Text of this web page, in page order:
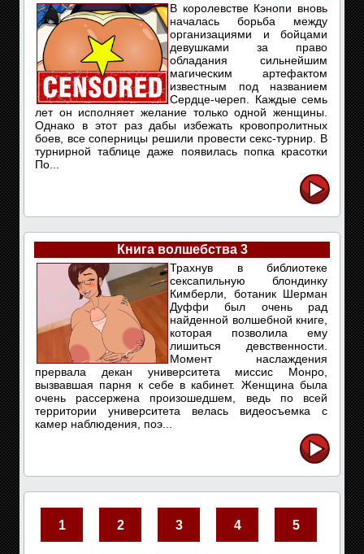
В королевстве Кэнопи вновь
началась борьба между
организациями и бойцами
девушками за право
обладания сильнейшим
магическим артефактом
известным под названием
Сердце-череп. Каждые семь
лет он исполняет желание только одной женщины.
Однако в этот раз дабы избежать кровопролитных
боев, все соперницы решили провести секс-турнир. В
турнирной таблице даже появилась попка красотки
По...
Книга волшебства 3
Трахнув в библиотеке
сексапильную блондинку
Кимберли, ботаник Шерман
Дуффи был очень рад
найденной волшебной книге,
которая позволила ему
лишиться девственности.
Момент наслаждения
прервала декан университета миссис Монро,
вызвавшая парня к себе в кабинет. Женщина была
очень рассержена произошедшем, ведь по всей
территории университета велась видеосъемка с
камер наблюдения, поэ...
1 2 3 4 5